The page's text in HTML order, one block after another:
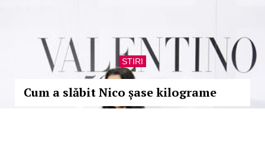
STIRI
Cum a slăbit Nico șase kilograme